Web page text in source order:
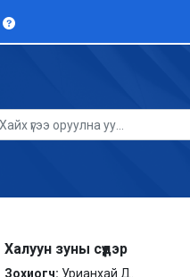
Халуун зуны сүүдэр
Зохиогч: Урианхай Д.